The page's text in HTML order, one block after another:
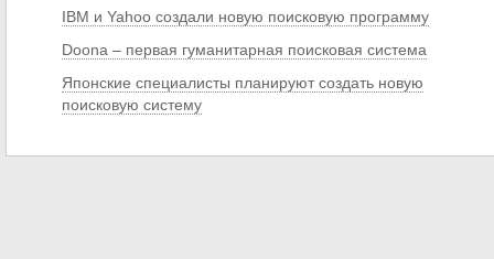
IBM и Yahoo создали новую поисковую программу
Doona – первая гуманитарная поисковая система
Японские специалисты планируют создать новую
поисковую систему